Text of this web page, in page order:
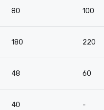
80 100
180 220
48 60
40 -